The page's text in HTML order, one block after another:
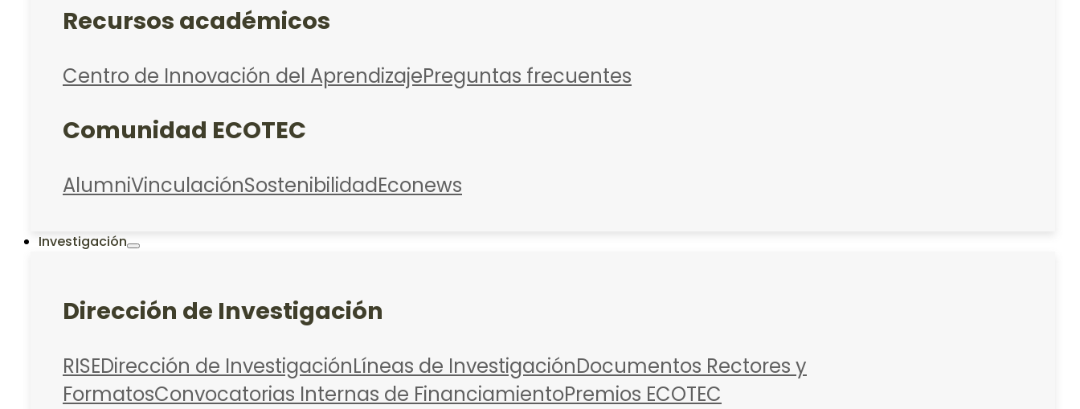
Recursos académicos
Centro de Innovación del AprendizajePreguntas frecuentes
Comunidad ECOTEC
AlumniVinculaciónSostenibilidadEconews
Investigación
Dirección de Investigación
RISEDirección de InvestigaciónLíneas de InvestigaciónDocumentos Rectores y
FormatosConvocatorias Internas de FinanciamientoPremios ECOTEC